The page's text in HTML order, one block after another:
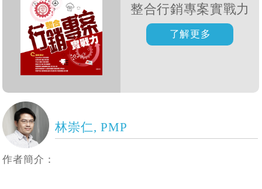
整合行銷專案實戰力
林崇仁, PMP
作者簡介：